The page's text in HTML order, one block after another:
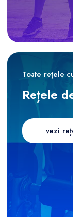
Toate rețele
Rețele
vezi